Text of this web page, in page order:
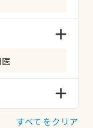
すべてをクリア